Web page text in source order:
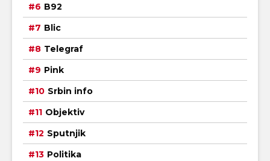
B92
Blic
Telegraf
Pink
Srbin info
Objektiv
Sputnjik
Politika